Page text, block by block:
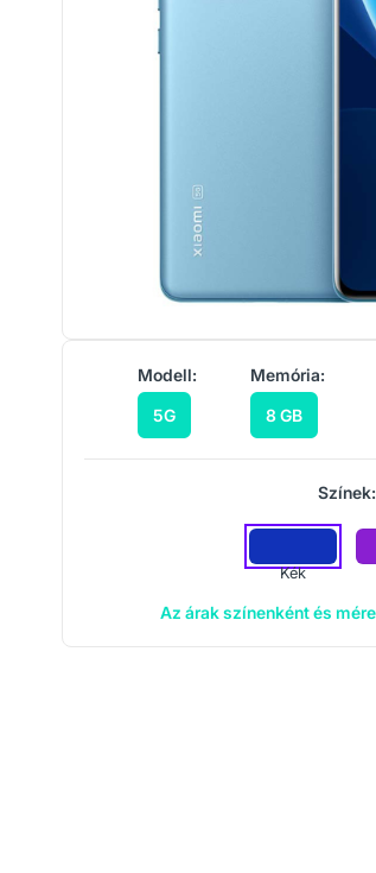
Modell:
5G
Memória:
8 GB
Színek:
Kék
Az árak színenként és